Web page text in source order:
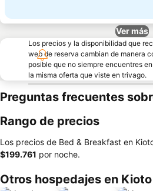
Ver más
Los precios y la disponibilidad que
web de reserva cambian de manera
posible que no siempre encuentres
la misma oferta que viste en trivago.
Preguntas frecuentes
Rango de precios
Los precios de Bed & Breakfast en
‎$199.761 por noche.
Otros hospedajes en Kioto